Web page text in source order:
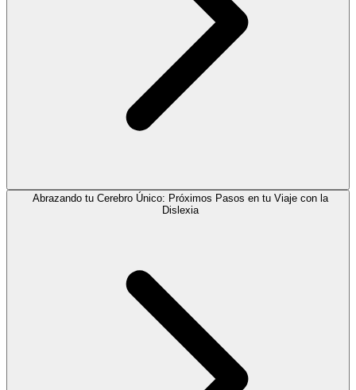
Abrazando tu Cerebro Único: Próximos Pasos en tu Viaje con la
Dislexia